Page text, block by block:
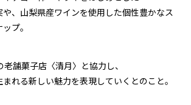
、山梨県産ワインを使用した個性豊かなス
プ。
舗菓子店〈清月〉と協力し、
れる新しい魅力を表現していくとのこと。